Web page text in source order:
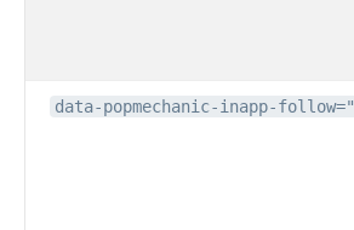
data-popmechanic-inapp-